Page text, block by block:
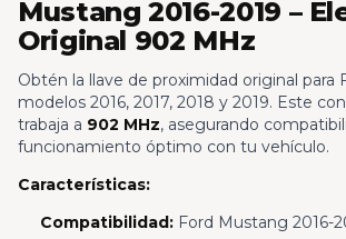
Mustang 2016-2019 –
Original 902 MHz
Obtén la llave de proximidad original para
modelos 2016, 2017, 2018 y 2019. Este
trabaja a 902 MHz, asegurando
funcionamiento óptimo con tu vehículo.
Características:
Compatibilidad:Ford Mustang 2016-